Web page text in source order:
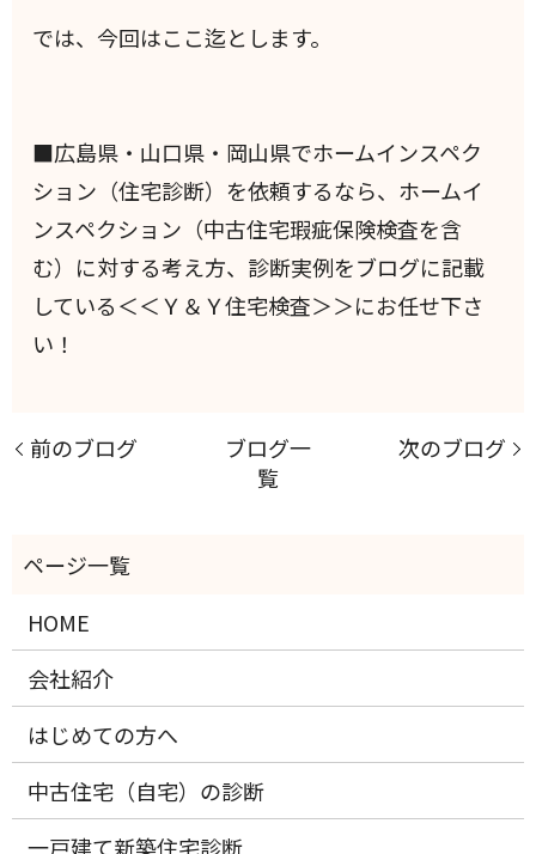
では、今回はここ迄とします。
■広島県・山口県・岡山県でホームインスペク
ション（住宅診断）を依頼するなら、ホームイ
ンスペクション（中古住宅瑕疵保険検査を含
む）に対する考え方、診断実例をブログに記載
している＜＜Ｙ＆Ｙ住宅検査＞＞にお任せ下さ
い！
前のブログ
ブログ一
覧
次のブログ
HOME
会社紹介
はじめての方へ
中古住宅（自宅）の診断
一戸建て新築住宅診断